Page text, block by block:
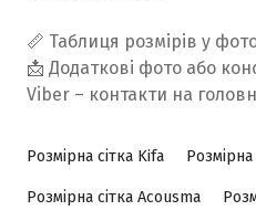
📏 Таблиця розмірів у
📩 Додаткові фото або
Viber – контакти на
Розмірна сітка Kifa
Розмірна сітка Acousma